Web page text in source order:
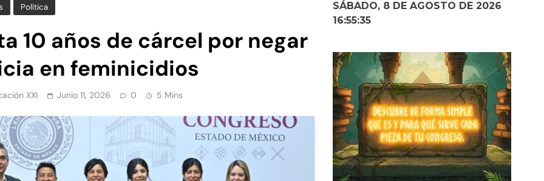
Política
10 años de cárcel por negar
en feminicidios
XXI Junio 11, 2026 0 5 Mins
SÁBADO, 8 DE AGOSTO DE 2026
16:55:36